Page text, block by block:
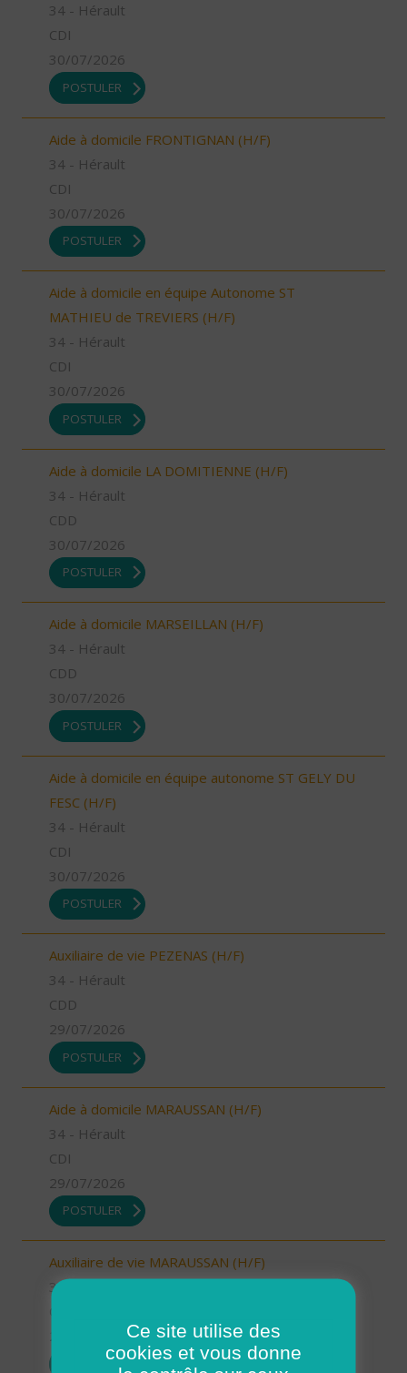
34 - Hérault
CDI
30/07/2026
POSTULER
Aide à domicile FRONTIGNAN (H/F)
34 - Hérault
CDI
30/07/2026
POSTULER
Aide à domicile en équipe Autonome ST
MATHIEU de TREVIERS (H/F)
34 - Hérault
CDI
30/07/2026
POSTULER
Aide à domicile LA DOMITIENNE (H/F)
34 - Hérault
CDD
30/07/2026
POSTULER
Aide à domicile MARSEILLAN (H/F)
34 - Hérault
CDD
30/07/2026
POSTULER
Aide à domicile en équipe autonome ST GELY DU
FESC (H/F)
34 - Hérault
CDI
30/07/2026
POSTULER
Auxiliaire de vie PEZENAS (H/F)
34 - Hérault
CDD
29/07/2026
POSTULER
Aide à domicile MARAUSSAN (H/F)
34 - Hérault
CDI
29/07/2026
POSTULER
Auxiliaire de vie MARAUSSAN (H/F)
34 - Hérault
POSTULER
Ce site utilise des
cookies et vous donne